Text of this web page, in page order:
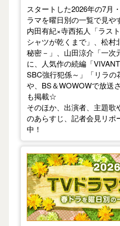
スタートした2026年の7月
ラマを曜日別の一覧で見や
内田有紀×寺西拓人「ラス
シャツが乾くまで」、松村
秘密－」、山田涼介「一次
に、人気作の続編「
SBC強行犯係～」「リラの
や、BS＆WOWOWで放送
も掲載☆
そのほか、出演者、主題歌
のあらすじ、記者会見リポ
中！
【2026年春】TVドラ